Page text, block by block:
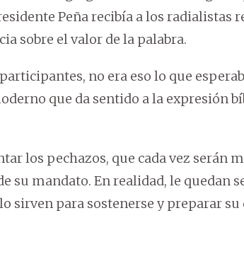
Peña recibía a los radialistas
sobre el valor de la palabra.
no era eso lo que
que da sentido a la expresión
los pechazos, que cada vez serán
su mandato. En realidad, le quedan
sirven para sostenerse y preparar su